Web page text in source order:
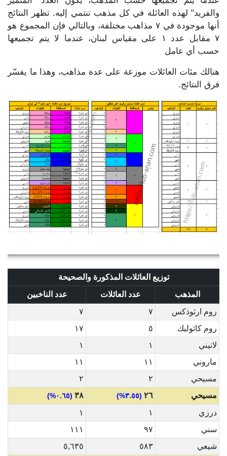
والفريد" لهذه العائلة في كل مذهب تنتمي إليه. تظهر النتائج
أنها موجودة في ٧ مذاهب مختلفة، وبالتالي فإن المجموع هو
٧ مقابل عدد ١ على مقياس لبنان، عندما لا يتم تجميعها
حسب أي عامل
هنالك مئات العائلات موزعة على عدة مذاهب، وهذا ما يفسّر
فرق النتائج.
توزيع العائلات المذكورة والصحيحة
المذهب
عدد العائلات
عدد الناخبين
روم ارثوذكس
٧
٧
روم كاثوليك
٥
١٧
لاتيني
١
١
ماروني
١١
١١
مسيحي
٢
٢
مسيحي
٢٦ (٣.٥٥%) ٣٨ (٠.٦٥%)
درزي ١
١
سني
٩٧
١١١
شيعي
٥٨٣
٥,٦٣٥